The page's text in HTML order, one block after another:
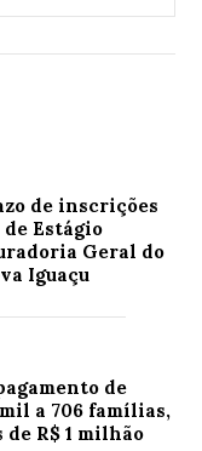
de inscrições
Estágio
Geral do
Iguaçu
de
a 706 famílias,
R$ 1 milhão